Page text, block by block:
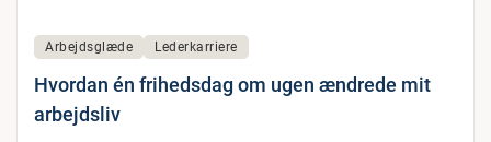
Arbejdsglæde Lederkarriere
Hvordan én frihedsdag om ugen ændrede mit
arbejdsliv